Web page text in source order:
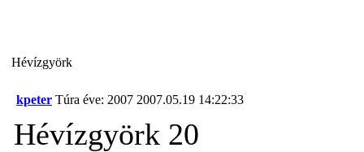
Hévízgyörk
kpeter Túra éve: 2007 2007.05.19 14:22:33
Hévízgyörk 20